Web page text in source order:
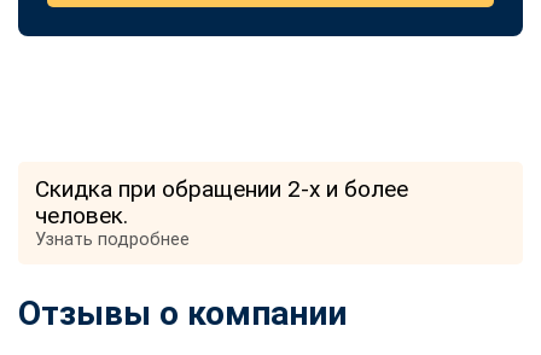
Скидка при обращении 2-х и более
человек.
Узнать подробнее
Отзывы о компании